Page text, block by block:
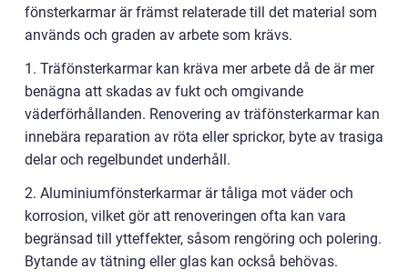
fönsterkarmar är främst relaterade till det material som
används och graden av arbete som krävs.
1. Träfönsterkarmar kan kräva mer arbete då de är mer
benägna att skadas av fukt och omgivande
väderförhållanden. Renovering av träfönsterkarmar kan
innebära reparation av röta eller sprickor, byte av trasiga
delar och regelbundet underhåll.
2. Aluminiumfönsterkarmar är tåliga mot väder och
korrosion, vilket gör att renoveringen ofta kan vara
begränsad till ytteffekter, såsom rengöring och polering.
Bytande av tätning eller glas kan också behövas.